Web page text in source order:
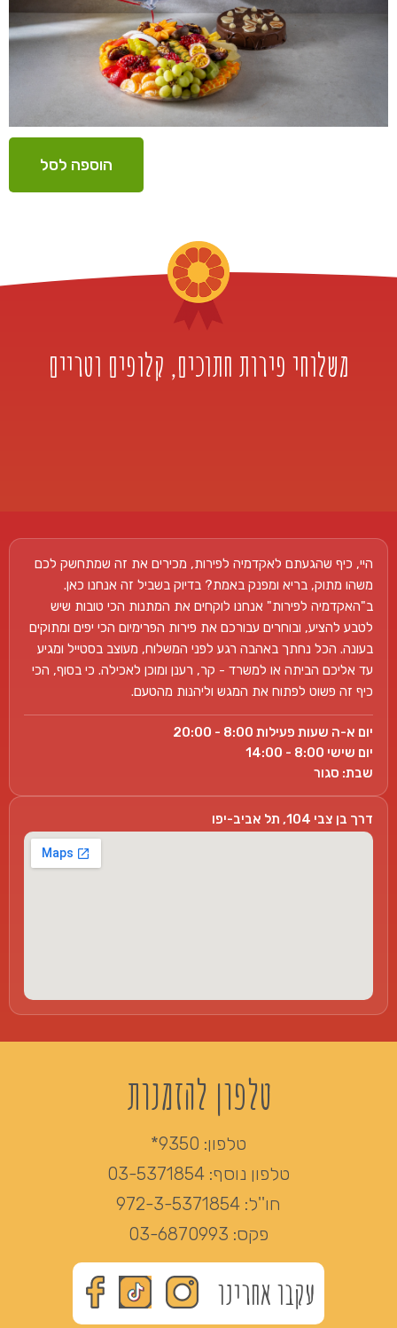
הוספה לסל
משלוחי פירות חתוכים, קלופים וטריים
היי, כיף שהגעתם לאקדמיה לפירות, מכירים את זה שמתחשק לכם
משהו מתוק, בריא ומפנק באמת? בדיוק בשביל זה אנחנו כאן.
ב"האקדמיה לפירות" אנחנו לוקחים את המתנות הכי טובות שיש
לטבע להציע, ובוחרים עבורכם את פירות הפרימיום הכי יפים ומתוקים
בעונה. הכל נחתך באהבה רגע לפני המשלוח, מעוצב בסטייל ומגיע
עד אליכם הביתה או למשרד - קר, רענן ומוכן לאכילה. כי בסוף, הכי
כיף זה פשוט לפתוח את המגש וליהנות מהטעם.
יום א-ה שעות פעילות 8:00 - 20:00
יום שישי 8:00 - 14:00
שבת: סגור
דרך בן צבי 104, תל אביב-יפו
טלפון להזמנות
טלפון: 9350*
טלפון נוסף: 03-5371854
חו''ל: 972-3-5371854
פקס: 03-6870993
עקבו אחרינו